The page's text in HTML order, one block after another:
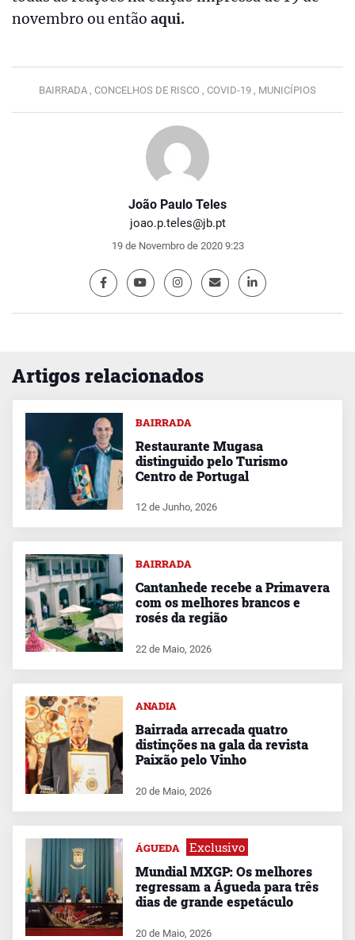
João Paulo Teles
joao.p.teles@jb.pt
19 de Novembro de 2020 9:23
novembro ou então aqui.
BAIRRADA , CONCELHOS DE RISCO , COVID-19 , MUNICÍPIOS
Artigos relacionados
BAIRRADA
Restaurante Mugasa
distinguido pelo Turismo
Centro de Portugal
12 de Junho, 2026
BAIRRADA
Cantanhede recebe a Primavera
com os melhores brancos e
rosés da região
22 de Maio, 2026
ANADIA
Bairrada arrecada quatro
distinções na gala da revista
Paixão pelo Vinho
20 de Maio, 2026
ÁGUEDA Exclusivo
Mundial MXGP: Os melhores
regressam a Águeda para três
dias de grande espetáculo
20 de Maio, 2026